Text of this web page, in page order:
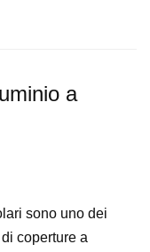
a
sono uno dei
coperture a